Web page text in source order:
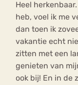
Heel
heb, voel ik me
dan toen ik
vakantie echt
zitten met een
genieten van
ook bij! En in de